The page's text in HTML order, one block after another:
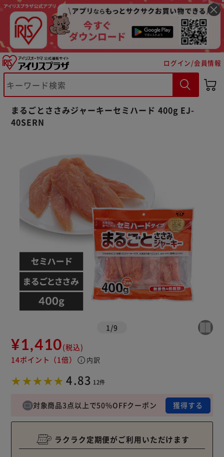
ログイン/会員情報
まるごとささみジャーキーセミハード 400g EJ-
40SERN
1 /9
¥1,410(税込)
14ポイント （1倍） info 内訳
4.83 12件
対象商品3点以上で50%OFFクーポン 獲得する
ラクラク定期便がご利用いただけます
※ご確認ください